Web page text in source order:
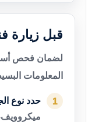
قبل زيارة
لضمان فحص
المعلومات
1 حدد نوع